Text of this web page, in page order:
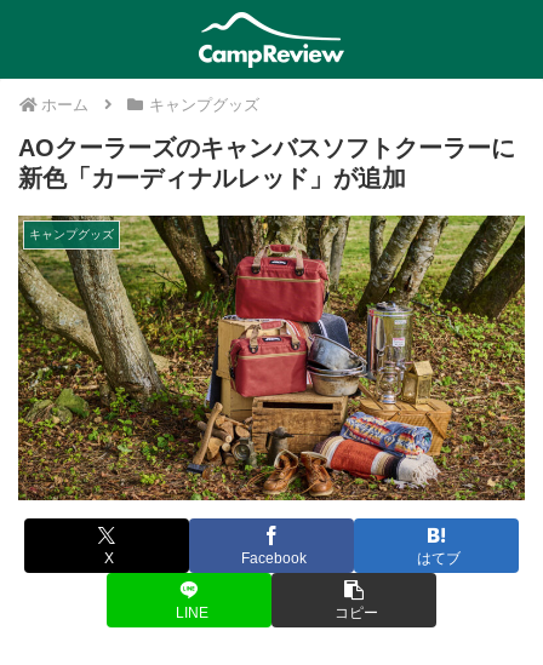
ホーム キャンプグッズ
AOクーラーズのキャンバスソフトクーラーに
新色「カーディナルレッド」が追加
キャンプグッズ
X Facebook はてブ
LINE コピー